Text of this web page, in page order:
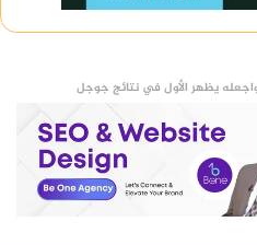
يظهر الأول في نتائج جوجل